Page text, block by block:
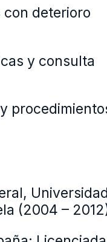
deterioro
y consulta
(2004 –